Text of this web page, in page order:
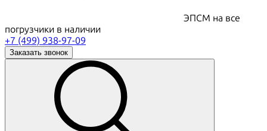
ЭПСМ на все
погрузчики в наличии
+7 (499) 938-97-09
Заказать звонок